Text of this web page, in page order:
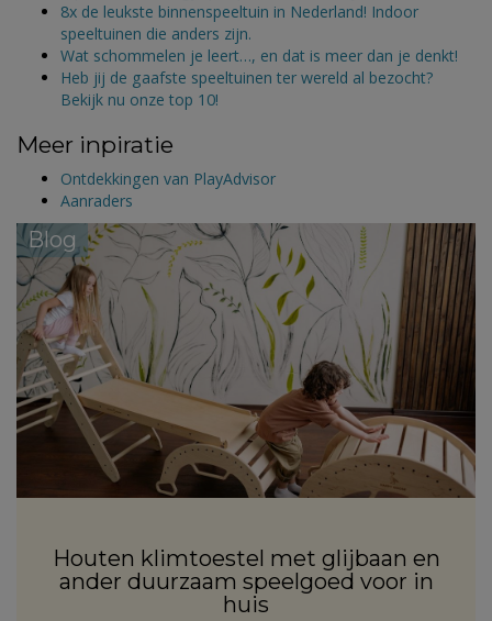
8x de leukste binnenspeeltuin in Nederland! Indoor
speeltuinen die anders zijn.
Wat schommelen je leert…, en dat is meer dan je denkt!
Heb jij de gaafste speeltuinen ter wereld al bezocht?
Bekijk nu onze top 10!
Meer inpiratie
Ontdekkingen van PlayAdvisor
Aanraders
Blog
Houten klimtoestel met glijbaan en
ander duurzaam speelgoed voor in
huis